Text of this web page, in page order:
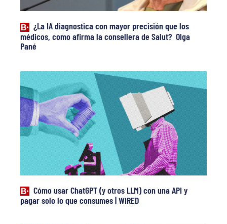
¿La IA diagnostica con mayor precisión que los
médicos, como afirma la consellera de Salut? Olga
Pané
Cómo usar ChatGPT (y otros LLM) con una API y
pagar solo lo que consumes | WIRED